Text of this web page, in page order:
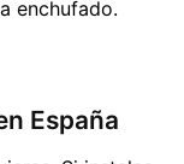
enchufado.
España